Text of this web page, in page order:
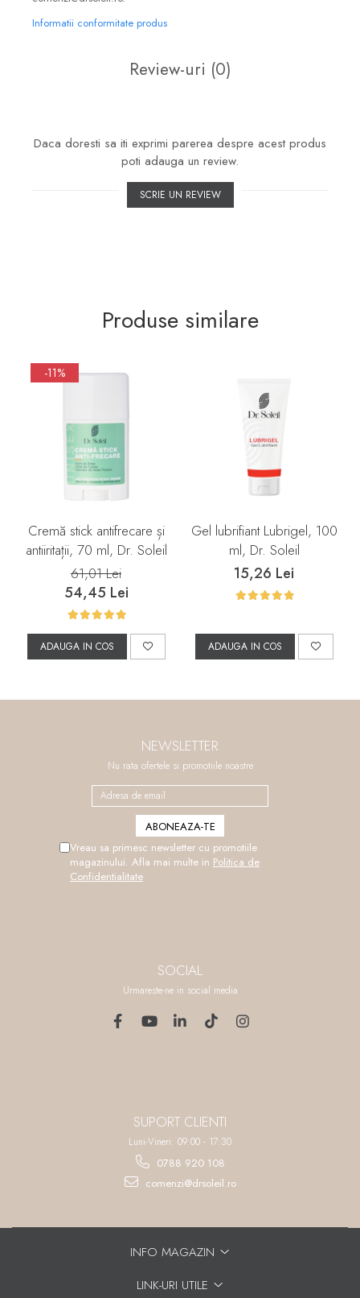
Informatii conformitate produs
Review-uri (0)
Daca doresti sa iti exprimi parerea despre acest produs
poti adauga un review.
SCRIE UN REVIEW
Produse similare
-11%
Cremă stick antifrecare și
antiiritații, 70 ml, Dr. Soleil
61,01 Lei
54,45 Lei
ADAUGA IN COS
Gel lubrifiant Lubrigel, 100
ml, Dr. Soleil
15,26 Lei
ADAUGA IN COS
NEWSLETTER
Nu rata ofertele si promotiile noastre
Vreau sa primesc newsletter cu promotiile
magazinului. Afla mai multe in Politica de
Confidentialitate
SOCIAL
Urmareste-ne in social media
SUPORT CLIENTI
Luni-Vineri: 09:00 - 17:30
0788 920 108
comenzi@drsoleil.ro
INFO MAGAZIN
LINK-URI UTILE